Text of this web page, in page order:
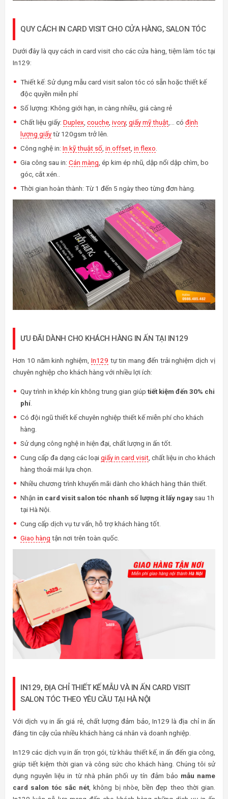
QUY CÁCH IN CARD VISIT CHO CỬA HÀNG, SALON TÓC
Dưới đây là quy cách in card visit cho các cửa hàng, tiệm làm tóc tại
In129:
Thiết kế: Sử dụng mẫu card visit salon tóc có sẵn hoặc thiết kế
độc quyền miễn phí
Số lượng: Không giới hạn, in càng nhiều, giá càng rẻ
Chất liệu giấy: Duplex couche ivory, giấy mỹ thuật ,… có định
lượng giấytừ 120gsm trở lên.
Công nghệ in: In kỹ thuật số in offset in flexo
Gia công sau in: Cán màng , ép kim ép nhũ, dập nổi dập chìm, bo
góc, cắt xén..
Thời gian hoàn thành: Từ 1 đến 5 ngày theo từng đơn hàng.
ƯU ĐÃI DÀNH CHO KHÁCH HÀNG IN ẤN TẠI IN129
Hơn 10 năm kinh nghiệm, In129 tự tin mang đến trải nghiệm dịch vị
chuyên nghiệp cho khách hàng với nhiều lợi ích:
Quy trình in khép kín không trung gian giúp tiết kiệm đến 30% chi
phí
Có đội ngũ thiết kế chuyên nghiệp thiết kế miễn phí cho khách
hàng.
Sử dụng công nghệ in hiện đại, chất lượng in ấn tốt.
Cung cấp đa dạng các loạigiấy in card visit , chất liệu in cho khách
hàng thoải mái lựa chọn.
Nhiều chương trình khuyến mãi dành cho khách hàng thân thiết.
Nhận in card visit salon tóc nhanh số lượng ít lấy ngay sau 1h
tại Hà Nội.
Cung cấp dịch vụ tư vấn, hỗ trợ khách hàng tốt.
Giao hàng tận nơi trên toàn quốc.
IN129, ĐỊA CHỈ THIẾT KẾ MẪU VÀ IN ẤN CARD VISIT
SALON TÓC THEO YÊU CẦU TẠI HÀ NỘI
Với dịch vụ in ấn giá rẻ, chất lượng đảm bảo, In129 là địa chỉ in ấn
đáng tin cậy của nhiều khách hàng cá nhân và doanh nghiệp.
In129 các dịch vụ in ấn trọn gói, từ khâu thiết kế, in ấn đến gia công,
giúp tiết kiệm thời gian và công sức cho khách hàng. Chúng tôi sử
dụng nguyên liệu in từ nhà phân phối uy tín đảm bảo mẫu name
card salon tóc sắc nét, không bị nhòe, bền đẹp theo thời gian.